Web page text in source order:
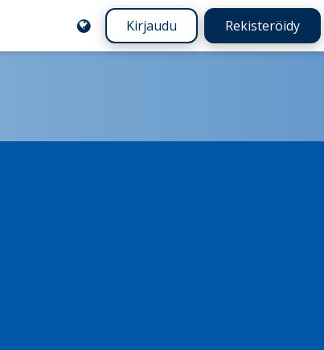
Kirjaudu Rekisteröidy